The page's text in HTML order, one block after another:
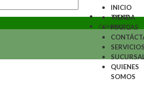
AYUDA
CONTACTO
INICIO
TIENDA
MARCAS
QUIENES
SOMOS